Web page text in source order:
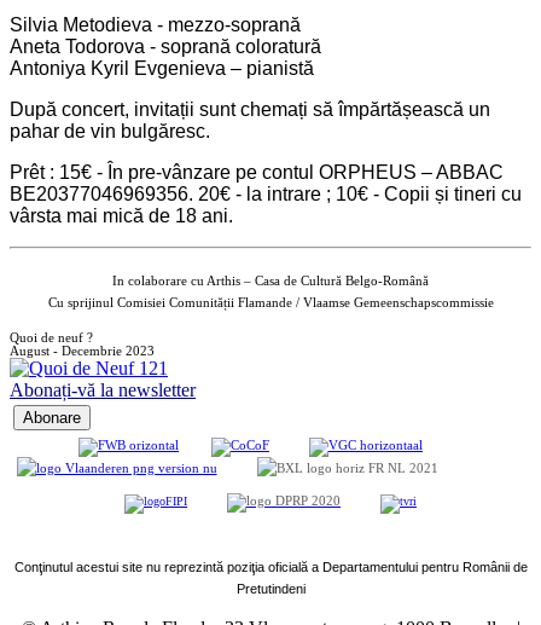
Silvia Metodieva - mezzo-soprană
Aneta Todorova - soprană coloratură
Antoniya Kyril Evgenieva – pianistă
După concert, invitații sunt chemați să împărtășească un
pahar de vin bulgăresc.
Prêt : 15€ - În pre-vânzare pe contul ORPHEUS – ABBAC
BE20377046969356. 20€ - la intrare ; 10€ - Copii și tineri cu
vârsta mai mică de 18 ani.
In colaborare cu Arthis – Casa de Cultură Belgo-Română
Cu sprijinul Comisiei Comunității Flamande / Vlaamse Gemeenschapscommissie
Quoi de neuf ?
August - Decembrie 2023
Abonați-vă la newsletter
Conţinutul acestui site nu reprezintă poziţia oficială a Departamentului pentru Românii de
Pretutindeni